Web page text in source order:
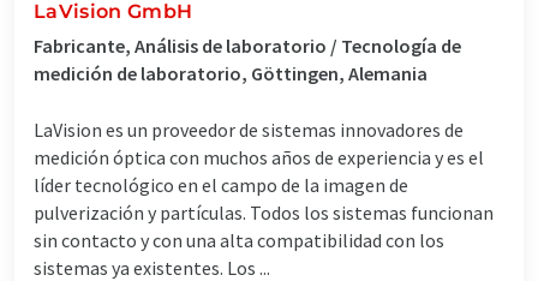
LaVision GmbH
Fabricante, Análisis de laboratorio / Tecnología de
medición de laboratorio, Göttingen, Alemania
LaVision es un proveedor de sistemas innovadores de
medición óptica con muchos años de experiencia y es el
líder tecnológico en el campo de la imagen de
pulverización y partículas. Todos los sistemas funcionan
sin contacto y con una alta compatibilidad con los
sistemas ya existentes. Los ...